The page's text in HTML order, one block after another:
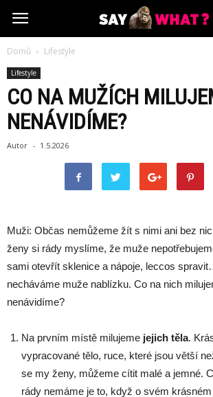
Domů Lifestyle
Lifestyle
CO NA MUŽÍCH
NENÁVIDÍME?
Autor - 1.5.2026
Muži: Občas nemůžeme žít s nimi ani bez
ženy si rády myslíme, že muže
sami otevřít sklenice a nápoje, leccos
necháváme muže nablízku. Co na nich
nenávidíme?
Na prvním místě milujeme jejich těla.
vypracované tělo, ruce, které jsou větší
se my ženy, můžeme cítit malé a jemné.
rády nemáme je to, když o svém